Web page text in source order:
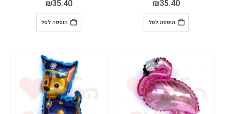
₪35.40
הוספה לסל
₪35.40
הוספה לסל